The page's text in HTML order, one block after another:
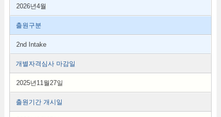
2026년4월
출원구분
2nd Intake
개별자격심사 마감일
2025년11월27일
출원기간 개시일